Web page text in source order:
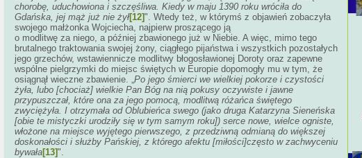
chorobę, uduchowiona i szczęśliwa. Kiedy w maju 1390 roku wróciła do
Gdańska, jej mąż już nie żył[12]". Wtedy też, w którymś z objawień zobaczyła
swojego małżonka Wojciecha, najpierw proszącego ją
o modlitwę za niego, a później zbawionego już w Niebie. A więc, mimo tego
brutalnego traktowania swojej żony, ciągłego pijaństwa i wszystkich pozostałych
jego grzechów, wstawiennicze modlitwy błogosławionej Doroty oraz zapewne
wspólne pielgrzymki do miejsc świętych w Europie dopomogły mu w tym, że
osiągnął wieczne zbawienie. „Po jego śmierci we wielkiej pokorze i czystości
żyła, lubo [chociaż] wielkie Pan Bóg na nią pokusy oczywiste i jawne
przypuszczał, które ona za jego pomocą, modlitwą różańca świętego
zwyciężyła. I otrzymała od Oblubieńca swego (jako druga Katarzyna Sieneńska
[obie te mistyczki urodziły się w tym samym roku]) serce nowe, wielce ogniste,
włożone na miejsce wyjętego pierwszego, z przedziwną odmianą do większej
doskonałości i służby Pańskiej, z którego afektu [miłości]często w zachwyceniu
bywała[13]".